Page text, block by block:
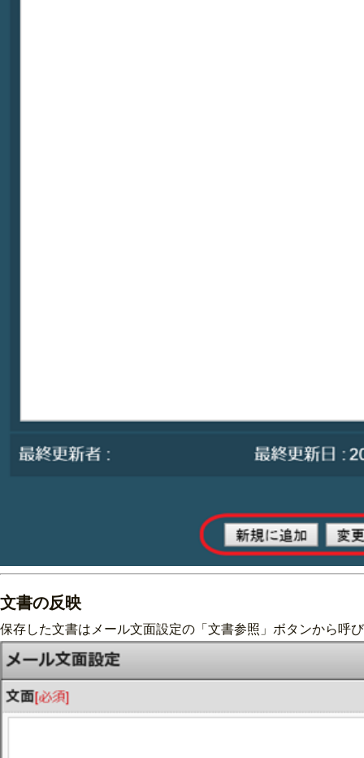
文書の反映
保存した文書はメール文面設定の「文書参照」ボタンから呼